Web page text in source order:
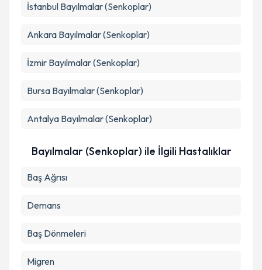
İstanbul Bayılmalar (Senkoplar)
Ankara Bayılmalar (Senkoplar)
İzmir Bayılmalar (Senkoplar)
Bursa Bayılmalar (Senkoplar)
Antalya Bayılmalar (Senkoplar)
Bayılmalar (Senkoplar) ile İlgili Hastalıklar
Baş Ağrısı
Demans
Baş Dönmeleri
Migren